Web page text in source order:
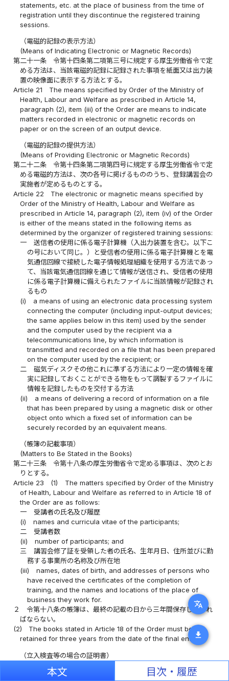
translate
download
statements, etc. at the place of business from the time of
registration until they discontinue the registered training
sessions.
（電磁的記録の表示方法）
(Means of Indicating Electronic or Magnetic Records)
第二十一条
令第十四条第二項第三号に規定する厚生労働省令で定
める方法は、当該電磁的記録に記録された事項を紙面又は出力装
置の映像面に表示する方法とする。
Article 21
The means specified by Order of the Ministry of
Health, Labour and Welfare as prescribed in Article 14,
paragraph (2), item (iii) of the Order are means to indicate
matters recorded in electronic or magnetic records on
paper or on the screen of an output device.
（電磁的記録の提供方法）
(Means of Providing Electronic or Magnetic Records)
第二十二条
令第十四条第二項第四号に規定する厚生労働省令で定
める電磁的方法は、次の各号に掲げるもののうち、登録講習会の
実施者が定めるものとする。
Article 22
The electronic or magnetic means specified by
Order of the Ministry of Health, Labour and Welfare as
prescribed in Article 14, paragraph (2), item (iv) of the Order
is either of the means stated in the following items as
determined by the organizer of registered training sessions:
一
送信者の使用に係る電子計算機（入出力装置を含む。以下こ
の号において同じ。）と受信者の使用に係る電子計算機とを電
気通信回線で接続した電子情報処理組織を使用する方法であっ
て、当該電気通信回線を通じて情報が送信され、受信者の使用
に係る電子計算機に備えられたファイルに当該情報が記録され
るもの
(i)
a means of using an electronic data processing system
connecting the computer (including input-output devices;
the same applies below in this item) used by the sender
and the computer used by the recipient via a
telecommunications line, by which information is
transmitted and recorded on a file that has been prepared
on the computer used by the recipient; or
二
磁気ディスクその他これに準ずる方法により一定の情報を確
実に記録しておくことができる物をもって調製するファイルに
情報を記録したものを交付する方法
(ii)
a means of delivering a record of information on a file
that has been prepared by using a magnetic disk or other
object onto which a fixed set of information can be
securely recorded by an equivalent means.
（帳簿の記載事項）
(Matters to Be Stated in the Books)
第二十三条
令第十八条の厚生労働省令で定める事項は、次のとお
りとする。
Article 23
(1)
The matters specified by Order of the Ministry
of Health, Labour and Welfare as referred to in Article 18 of
the Order are as follows:
一
受講者の氏名及び履歴
(i)
names and curricula vitae of the participants;
二
受講者数
(ii)
number of participants; and
三
講習会修了証を受領した者の氏名、生年月日、住所並びに勤
務する事業所の名称及び所在地
(iii)
names, dates of birth, and addresses of persons who
have received the certificates of the completion of
training, and the names and locations of the place of
business they work for.
２
令第十八条の帳簿は、最終の記載の日から三年間保存しなけれ
ばならない。
(2)
The books stated in Article 18 of the Order must be
retained for three years from the date of the final entry.
（立入検査等の場合の証明書）
(Certificate for On-site Inspection)
令第二十条第二項の規定により職員に携帯させる証明
本文 目次・履歴